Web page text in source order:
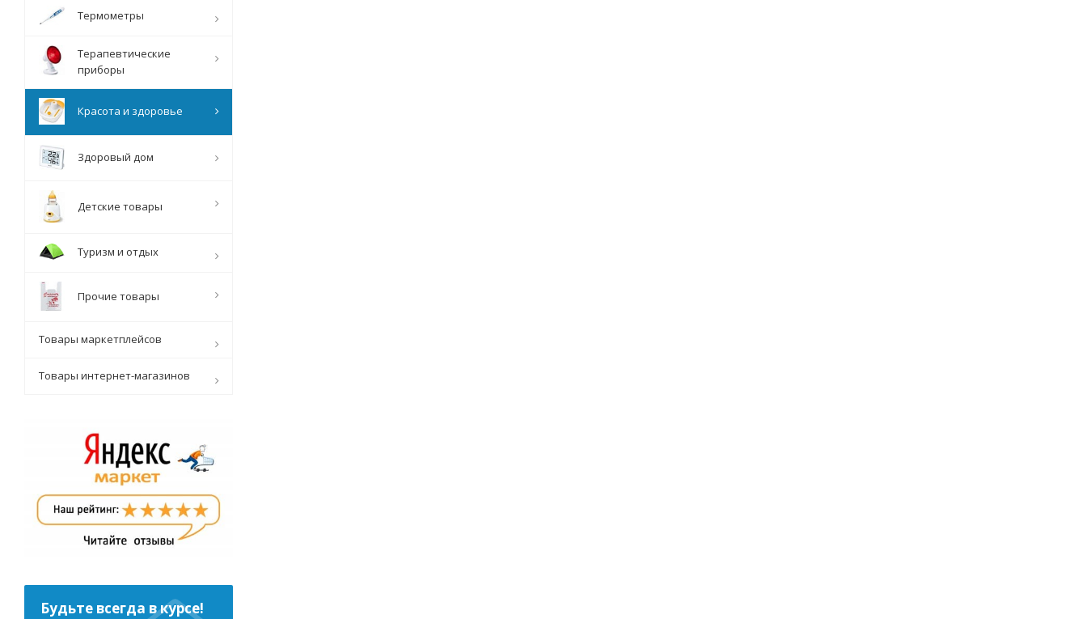
Термометры
Терапевтические
приборы
Красота и здоровье
Здоровый дом
Детские товары
Туризм и отдых
Прочие товары
Товары маркетплейсов
Товары интернет-магазинов
Будьте всегда в курсе!